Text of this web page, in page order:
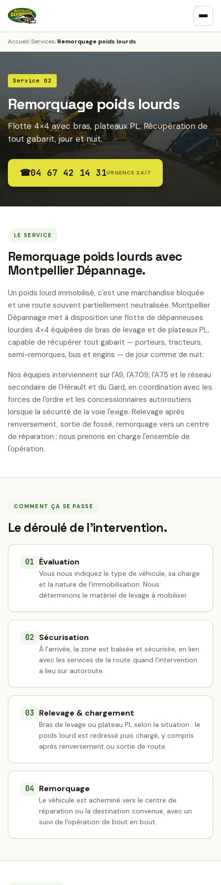
Accueil/Services/Remorquage poids lourds
Service 02
Remorquage poids lourds
Flotte 4×4 avec bras, plateaux PL. Récupération de
tout gabarit, jour et nuit.
☎04 67 42 14 31URGENCE 24/7
LE SERVICE
Remorquage poids lourds avec
Montpellier Dépannage.
Un poids lourd immobilisé, c'est une marchandise bloquée
et une route souvent partiellement neutralisée. Montpellier
Dépannage met à disposition une flotte de dépanneuses
lourdes 4×4 équipées de bras de levage et de plateaux PL,
capable de récupérer tout gabarit — porteurs, tracteurs,
semi-remorques, bus et engins — de jour comme de nuit.
Nos équipes interviennent sur l'A9, l'A709, l'A75 et le réseau
secondaire de l'Hérault et du Gard, en coordination avec les
forces de l'ordre et les concessionnaires autoroutiers
lorsque la sécurité de la voie l'exige. Relevage après
renversement, sortie de fossé, remorquage vers un centre
de réparation : nous prenons en charge l'ensemble de
l'opération.
COMMENT ÇA SE PASSE
Le déroulé de l’intervention.
01 Évaluation
Vous nous indiquez le type de véhicule, sa charge
et la nature de l'immobilisation. Nous
déterminons le matériel de levage à mobiliser.
02 Sécurisation
À l'arrivée, la zone est balisée et sécurisée, en lien
avec les services de la route quand l'intervention
a lieu sur autoroute.
03 Relevage & chargement
Bras de levage ou plateau PL selon la situation : le
poids lourd est redressé puis chargé, y compris
après renversement ou sortie de route.
04 Remorquage
Le véhicule est acheminé vers le centre de
réparation ou la destination convenue, avec un
suivi de l'opération de bout en bout.